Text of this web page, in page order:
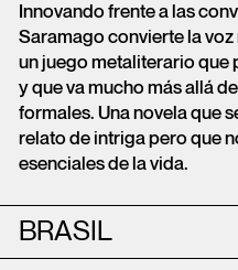
Innovando frente a las
Saramago convierte la
un juego metaliterario que
y que va mucho más allá
formales. Una novela que
relato de intriga pero que
esenciales de la vida.
BRASIL